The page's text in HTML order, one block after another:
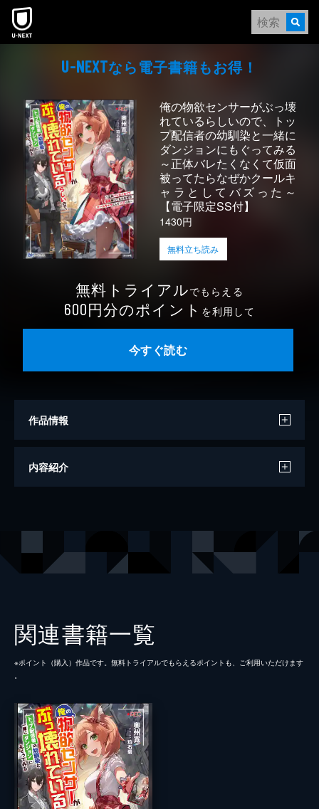
本文へスキップ
U-NEXTなら電⼦書籍もお得！
俺の物欲センサーがぶっ壊
れているらしいので、トッ
プ配信者の幼馴染と一緒に
ダンジョンにもぐってみる
～正体バレたくなくて仮面
被ってたらなぜかクールキ
ャラとしてバズった～
【電子限定SS付】
1430円
無料立ち読み
無料トライアルでもらえる
600円分のポイント を利用して
今すぐ読む
作品情報
著者
内容紹介
関連書籍一覧
※ポイント（購⼊）作品です。無料トライアルでもらえるポイントも、ご利⽤いただけます
。